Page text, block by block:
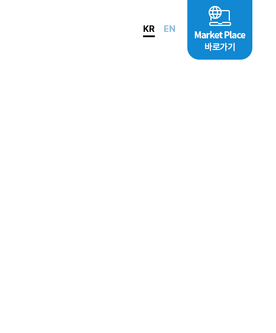
KR EN